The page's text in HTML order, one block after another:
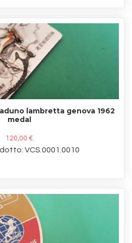
lambretta genova 1962
medal
120,00 €
VCS.0001.0010